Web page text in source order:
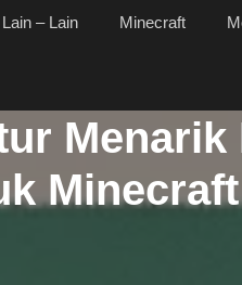
Lain – Lain Minecraft
Menarik